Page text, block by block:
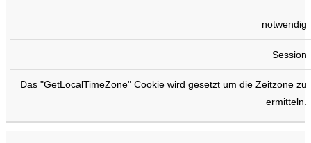
notwendig
Session
Das "GetLocalTimeZone" Cookie wird gesetzt um die Zeitzone zu
ermitteln.